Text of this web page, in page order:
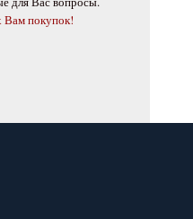
Вам покупок!